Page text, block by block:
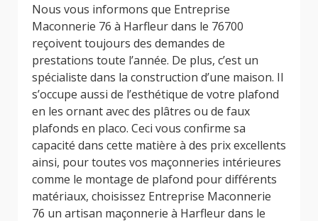
Nous vous informons que Entreprise
Maconnerie 76 à Harfleur dans le 76700
reçoivent toujours des demandes de
prestations toute l’année. De plus, c’est un
spécialiste dans la construction d’une maison. Il
s’occupe aussi de l’esthétique de votre plafond
en les ornant avec des plâtres ou de faux
plafonds en placo. Ceci vous confirme sa
capacité dans cette matière à des prix excellents
ainsi, pour toutes vos maçonneries intérieures
comme le montage de plafond pour différents
matériaux, choisissez Entreprise Maconnerie
76 un artisan maçonnerie à Harfleur dans le